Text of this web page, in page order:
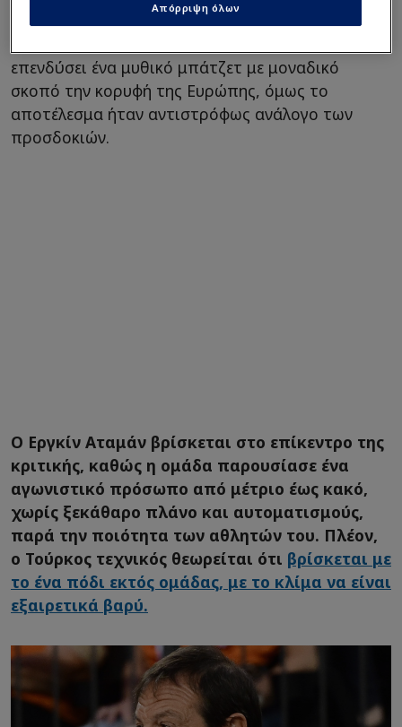
τελικούς τηςBasket League, το πρόσημο είναι
επενδύσει ένα μυθικό μπάτζετ με μοναδικό
σκοπό την κορυφή της Ευρώπης, όμως το
αποτέλεσμα ήταν αντιστρόφως ανάλογο των
προσδοκιών.
Ο Εργκίν Αταμάν βρίσκεται στο επίκεντρο της
κριτικής, καθώς η ομάδα παρουσίασε ένα
αγωνιστικό πρόσωπο από μέτριο έως κακό,
χωρίς ξεκάθαρο πλάνο και αυτοματισμούς,
παρά την ποιότητα των αθλητών του. Πλέον,
ο Τούρκος τεχνικός θεωρείται ότι βρίσκεται με
το ένα πόδι εκτός ομάδας, με το κλίμα να είναι
εξαιρετικά βαρύ.
Απόρριψη όλων